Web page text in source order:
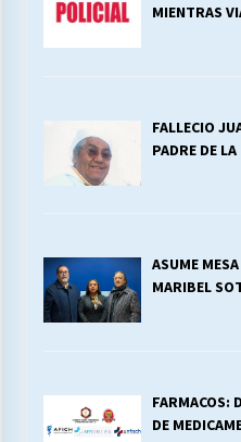
MIENTRAS
FALLECIO
PADRE DE
ASUME
MARIBEL
FARMACOS:
DE